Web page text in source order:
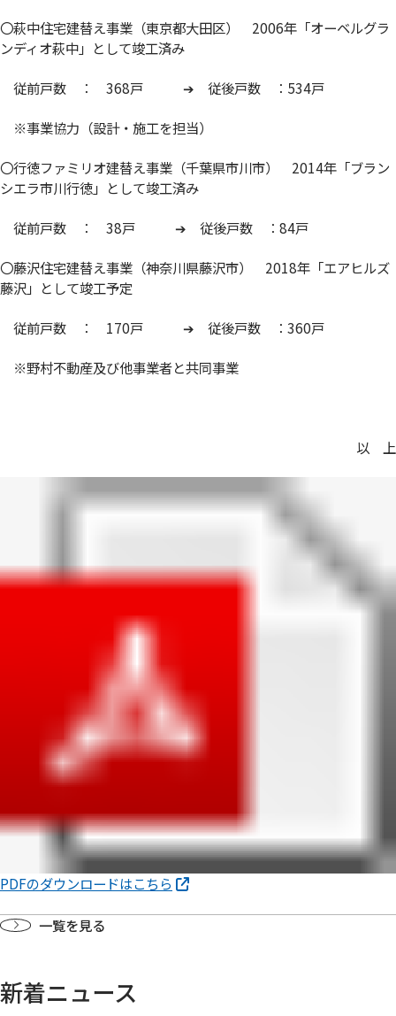
〇萩中住宅建替え事業（東京都大田区） 2006年「オーベルグラ
ンディオ萩中」として竣工済み
従前戸数 ： 368戸 ➔ 従後戸数 ：534戸
※事業協力（設計・施工を担当）
〇行徳ファミリオ建替え事業（千葉県市川市） 2014年「ブラン
シエラ市川行徳」として竣工済み
従前戸数 ： 38戸 ➔ 従後戸数 ：84戸
〇藤沢住宅建替え事業（神奈川県藤沢市） 2018年「エアヒルズ
藤沢」として竣工予定
従前戸数 ： 170戸 ➔ 従後戸数 ：360戸
※野村不動産及び他事業者と共同事業
以 上
PDFのダウンロードはこちら
一覧を見る
新着ニュース